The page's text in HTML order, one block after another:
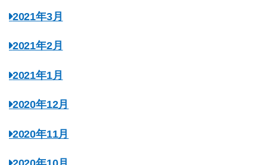
2021年3月
2021年2月
2021年1月
2020年12月
2020年11月